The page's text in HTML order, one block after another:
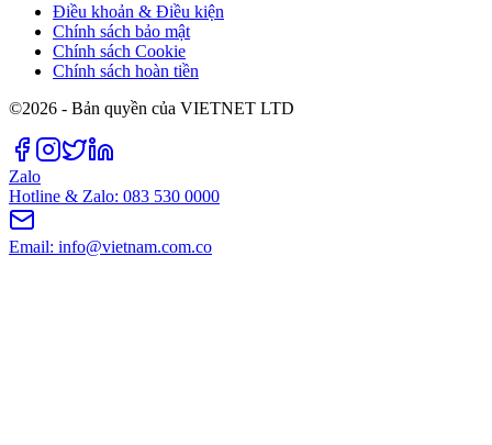
Điều khoản & Điều kiện
Chính sách bảo mật
Chính sách Cookie
Chính sách hoàn tiền
©2026 - Bản quyền của VIETNET LTD
Zalo
Hotline & Zalo: 083 530 0000
Email: info@vietnam.com.co